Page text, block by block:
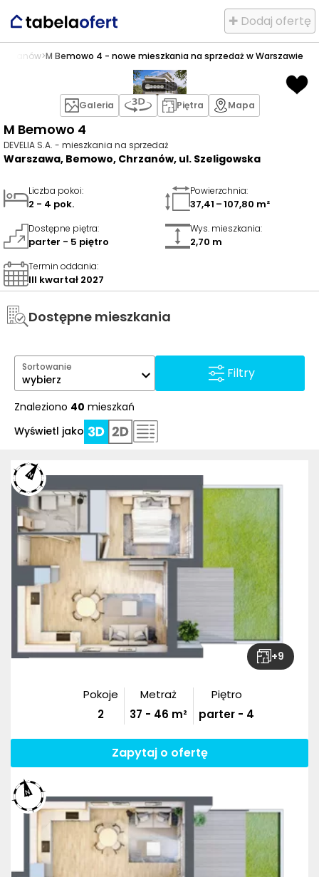
✚ Dodaj ofertę
>M Bemowo 4 - nowe mieszkania na sprzedaż w Warszawie
M Bemowo 4
DEVELIA S.A. - mieszkania na sprzedaż
Warszawa, Bemowo, Chrzanów, ul. Szeligowska
Galeria Piętra Mapa
Liczba pokoi:
2 - 4 pok.
Powierzchnia:
37,41 – 107,80 m²
Dostępne piętra:
parter - 5 piętro
Wys. mieszkania:
2,70 m
Termin oddania:
III kwartał 2027
Dostępne mieszkania
Filtry
Sortowanie
wybierz
Znaleziono 40 mieszkań
Wyświetl jako
+9
Pokoje
2
Metraż
37 - 46 m²
Piętro
parter - 4
Zapytaj o ofertę